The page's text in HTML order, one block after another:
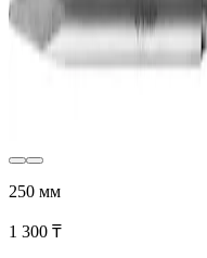
250 мм
1 300 ₸